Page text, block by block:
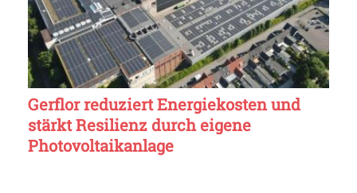
Gerflor reduziert Energiekosten und
stärkt Resilienz durch eigene
Photovoltaikanlage